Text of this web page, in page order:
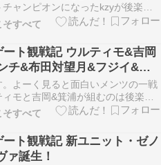
チャンピオンになったkzyが後楽園
します。ナチュラル・ヴァイブス対
の一戦ですが、次期ドリームゲート
ているYAMATOとチャンピオンが激
でもあります。kzyに大歓声が送ら
そすべて
ート観戦記 ウルティモ&吉岡
チ&布田対望月&フジイ&堀
題龍
。よーく見ると面白いメンツの一戦
モと吉岡&箕浦が組むのは後楽園
のは初だと思う。布田もウルティモ
だったりするんですかね？吉岡&箕
もの表情。よく見たら不思議な表情
月見ているけど。吉岡がウルティモ
動…
そすべて
ート観戦記 新ユニット・ゼノ
ァ誕生！